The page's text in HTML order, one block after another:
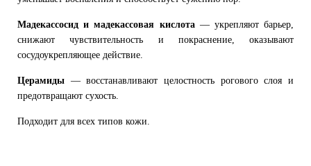
Мадекассосид и мадекассовая кислота— укрепляют барьер,
снижают чувствительность и покраснение, оказывают
сосудоукрепляющее действие.
Церамиды — восстанавливают целостность рогового слоя и
предотвращают сухость.
Подходит для всех типов кожи.